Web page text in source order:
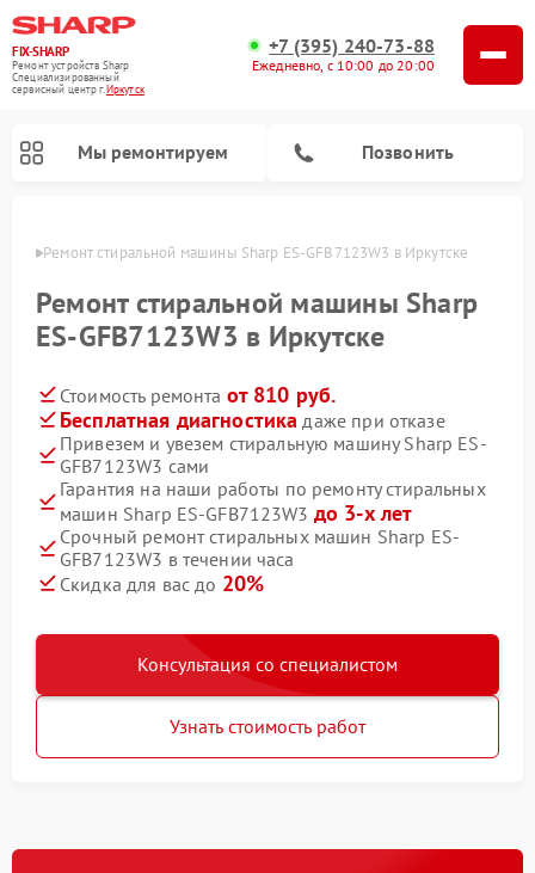
FIX-SHARP
Ремонт устройств Sharp
Специализированный
cервисный центр г.Иркутск
+7 (395) 240-73-88
Ежедневно, с 10:00 до 20:00
Мы ремонтируем Позвонить
Ремонт стиральной машины Sharp ES-GFB7123W3 в Иркутске
Ремонт стиральной машины Sharp
ES-GFB7123W3 в Иркутске
Стоимость ремонта от 810 руб.
Бесплатная диагностика даже при отказе
Привезем и увезем стиральную машину Sharp ES-
GFB7123W3 сами
Гарантия на наши работы по ремонту стиральных
машин Sharp ES-GFB7123W3 до 3-х лет
Срочный ремонт стиральных машин Sharp ES-
GFB7123W3 в течении часа
Скидка для вас до 20%
Консультация со специалистом
Узнать стоимость работ